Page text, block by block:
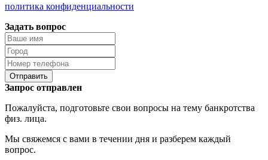
политика конфиденциальности
Задать вопрос
Отправить
Запрос отправлен
Пожалуйста, подготовьте свои вопросы на тему банкротства
физ. лица.
Мы свяжемся с вами в течении дня и разберем каждый
вопрос.